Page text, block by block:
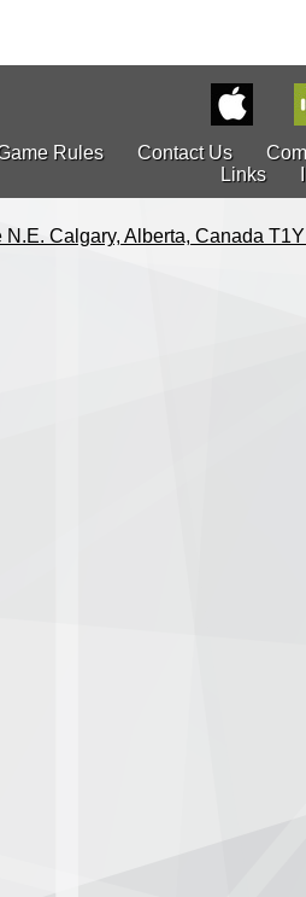
Rules Contact Us
Links
Calgary, Alberta, Canada